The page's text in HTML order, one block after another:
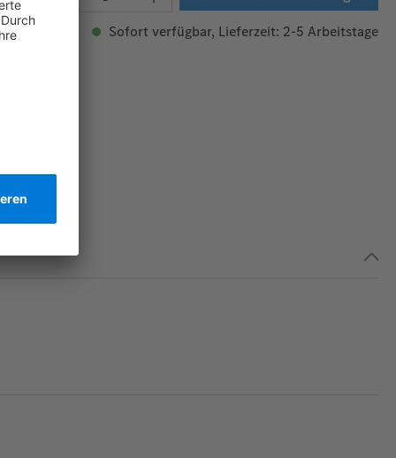
Sofort verfügbar, Lieferzeit: 2-5 Arbeitstage